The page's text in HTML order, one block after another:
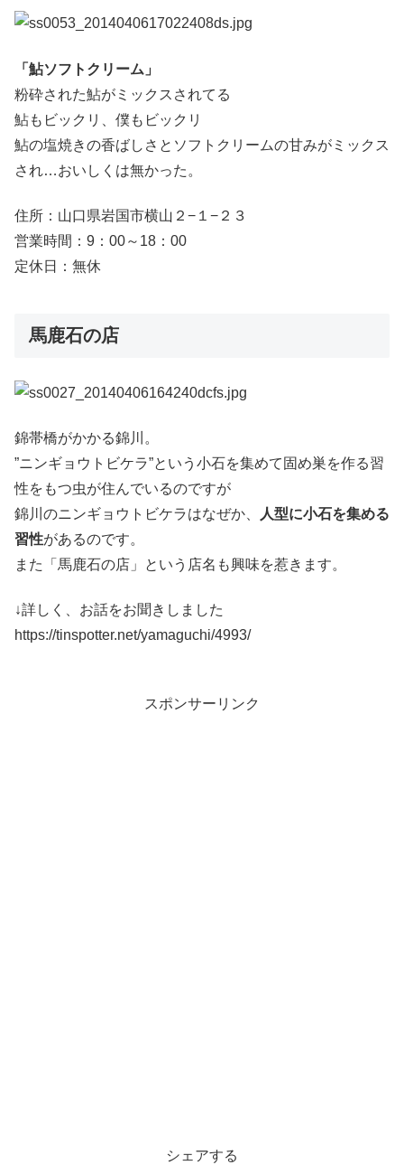
「鮎ソフトクリーム」
粉砕された鮎がミックスされてる
鮎もビックリ、僕もビックリ
鮎の塩焼きの香ばしさとソフトクリームの甘みがミックス
され…おいしくは無かった。
住所：山口県岩国市横山２−１−２３ ‎
営業時間：9：00～18：00
定休日：無休
馬鹿石の店
錦帯橋がかかる錦川。
”ニンギョウトビケラ”という小石を集めて固め巣を作る習
性をもつ虫が住んでいるのですが
錦川のニンギョウトビケラはなぜか、
人型に小石を集める
習性があるのです。
また「馬鹿石の店」という店名も興味を惹きます。
↓詳しく、お話をお聞きしました
https://tinspotter.net/yamaguchi/4993/
スポンサーリンク
シェアする